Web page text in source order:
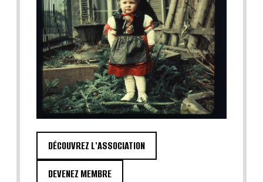
DÉCOUVREZ L'ASSOCIATION
DEVENEZ MEMBRE